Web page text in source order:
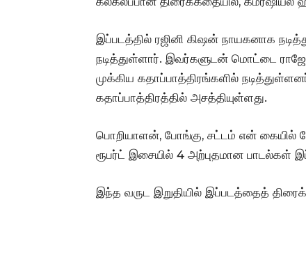
இப்படத்தில் ரஜினி கிஷன் நாயகனாக
நடித்துள்ளார். இவர்களுடன் மொட்டை
முக்கிய கதாப்பாத்திரங்களில்
கதாப்பாத்திரத்தில் அசத்தியுள்ளது.
பொறியாளன், போங்கு, சட்டம் என்
ரூபர்ட் இசையில் 4 அற்புதமான பாடல்கள்
இந்த வருட இறுதியில் இப்படத்தைத்